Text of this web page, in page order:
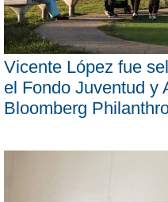
Vicente López fue
el Fondo Juventud y
Bloomberg